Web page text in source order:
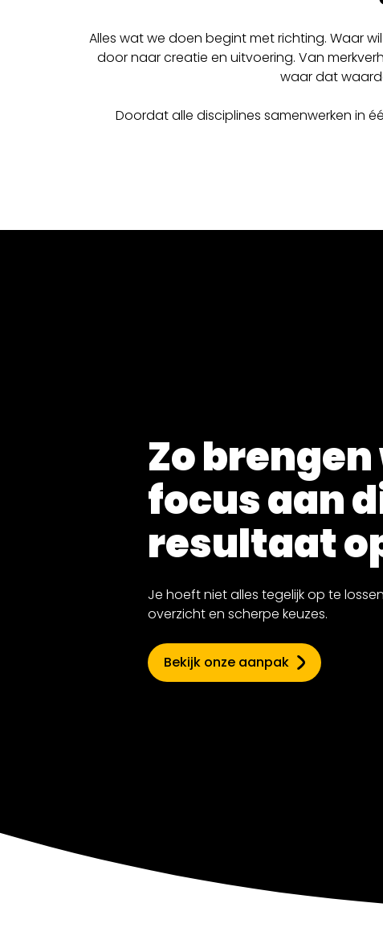
Alles wat we doen begint met richting. Waar
door naar creatie en uitvoering. Van
waar dat
Doordat alle disciplines samenwerken in
Zo brengen
focus aan
resultaat
Je hoeft niet alles tegelijk op te
overzicht en scherpe keuzes.
Bekijk onze aanpak